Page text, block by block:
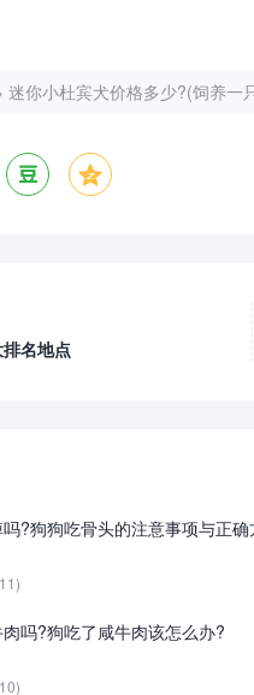
迷你小杜宾犬价格多少?(饲养一
名地点
?狗狗吃骨头的注意事项与正确
吗?狗吃了咸牛肉该怎么办?